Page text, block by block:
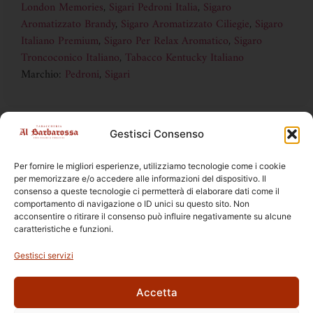
Gestisci Consenso
Per fornire le migliori esperienze, utilizziamo tecnologie come i cookie
per memorizzare e/o accedere alle informazioni del dispositivo. Il
consenso a queste tecnologie ci permetterà di elaborare dati come il
comportamento di navigazione o ID unici su questo sito. Non
acconsentire o ritirare il consenso può influire negativamente su alcune
caratteristiche e funzioni.
Gestisci servizi
Accetta
London Memories, Sigari Pedroni Italia, Sigaro
Aromatizzato Brandy, Sigaro Aromatizzato Ciliegie, Sigaro
Italiano Premium, Sigaro Per Relax Aromatico, Sigaro
Troncoconico Italiano, Tabacco Kentucky Italiano
Marchio: Pedroni, Sigari
la vendita online è vietata ai sensi della legge 19 DL 6/2016